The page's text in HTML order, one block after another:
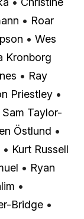
• Roar
• Wes
Kronborg
• Ray
Priestley •
Sam Taylor-
Östlund •
• Kurt Russell
• Ryan
•
Bridge •